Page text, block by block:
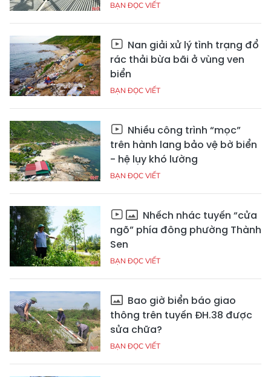
BẠN ĐỌC VIẾT
Nan giải xử lý tình trạng đổ
rác thải bừa bãi ở vùng ven
biển
BẠN ĐỌC VIẾT
Nhiều công trình “mọc”
trên hành lang bảo vệ bờ biển
- hệ lụy khó lường
BẠN ĐỌC VIẾT
Nhếch nhác tuyến “cửa
ngõ” phía đông phường Thành
Sen
BẠN ĐỌC VIẾT
Bao giờ biển báo giao
thông trên tuyến ĐH.38 được
sửa chữa?
BẠN ĐỌC VIẾT